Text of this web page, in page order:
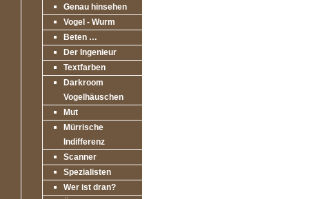
Genau hinsehen
Vogel - Wurm
Beten …
Der Ingenieur
Textfarben
Darkroom
Vogelhäuschen
Mut
Mürrische
Indifferenz
Scanner
Spezialisten
Wer ist dran?